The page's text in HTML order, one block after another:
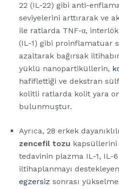
22 (IL-22) gibi anti-
seviyelerini arttırarak ve
ile ratlarda TNF-α,
(IL-1) gibi proinflamatuar
azaltarak bağırsak
yüklü nanopartiküllerin,
hafiflettiği ve dekstran
kolitli ratlarda kolit yara
bulunmuştur.
Ayrıca, 28 erkek
zencefil tozu kapsüllerini
tedavinin plazma IL-1, IL-
iltihaplanmayı
egzersiz sonrası